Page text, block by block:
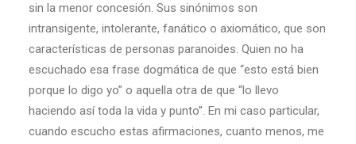
sin la menor concesión. Sus sinónimos son
intransigente, intolerante, fanático o axiomático, que son
características de personas paranoides. Quien no ha
escuchado esa frase dogmática de que “esto está bien
porque lo digo yo” o aquella otra de que “lo llevo
haciendo así toda la vida y punto”. En mi caso particular,
cuando escucho estas afirmaciones, cuanto menos, me